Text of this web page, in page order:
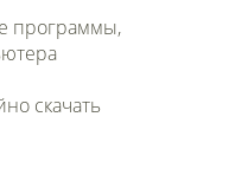
программы,
скачать